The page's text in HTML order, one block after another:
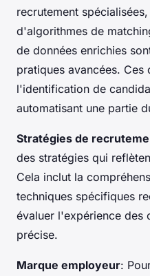
recrutement
d'algorithmes de
de données enrichies
pratiques avancées. Ces
l'identification de
automatisant une partie
Stratégies de
des stratégies qui
Cela inclut la
techniques spécifiques
évaluer l'expérience des
précise.
Marque employeur: